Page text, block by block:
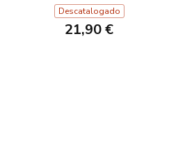
Descatalogado
21,90 €